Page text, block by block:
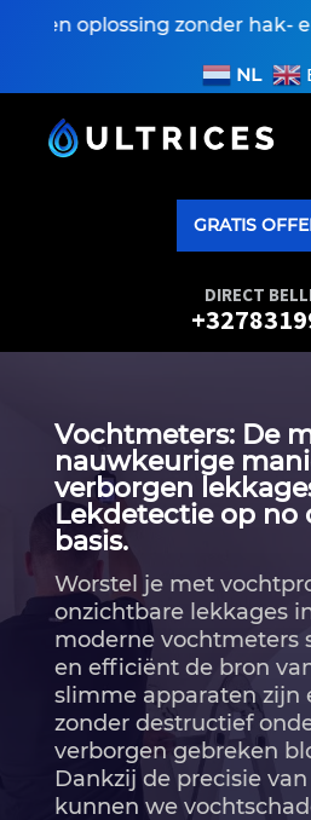
oplossing zonder hak- en
NL
GRATIS
DIRECT
Vochtmeters: De
nauwkeurige
verborgen
Lekdetectie op no
basis.
Worstel je met
onzichtbare lekkages
moderne vochtmeters
en efficiënt de bron
slimme apparaten zijn
zonder destructief
verborgen gebreken
Dankzij de precisie
kunnen we